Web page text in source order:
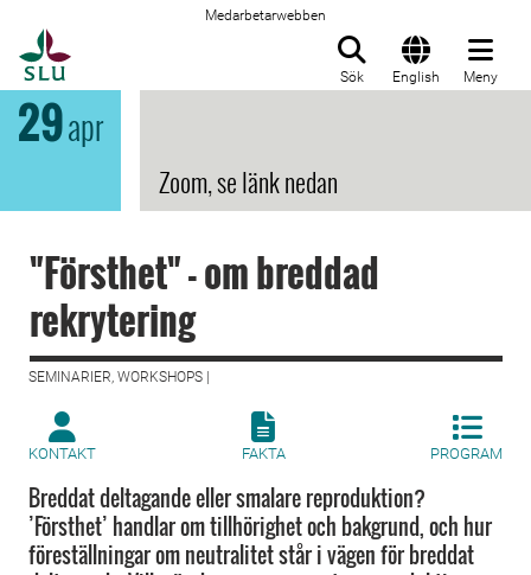
Medarbetarwebben
Sök English Meny
29apr
Zoom, se länk nedan
"Försthet" - om breddad
rekrytering
SEMINARIER, WORKSHOPS |
KONTAKT FAKTA PROGRAM
Breddat deltagande eller smalare reproduktion?
’Försthet’ handlar om tillhörighet och bakgrund, och hur
föreställningar om neutralitet står i vägen för breddat